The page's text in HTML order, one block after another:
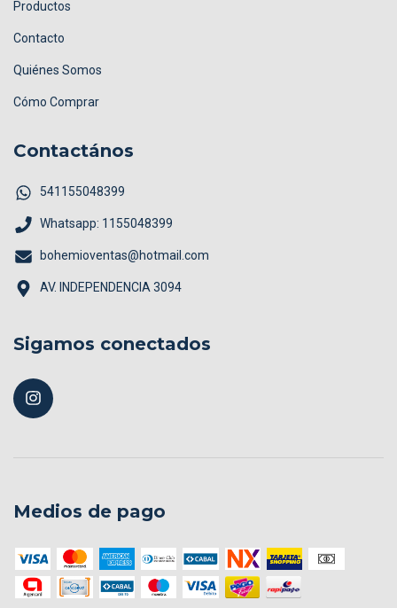
Productos
Contacto
Quiénes Somos
Cómo Comprar
Contactános
541155048399
Whatsapp: 1155048399
bohemioventas@hotmail.com
AV. INDEPENDENCIA 3094
Sigamos conectados
Medios de pago